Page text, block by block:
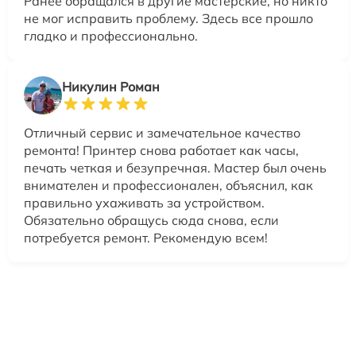
не мог исправить проблему. Здесь все прошло
гладко и профессионально.
Никулин Роман
Отличный сервис и замечательное качество
ремонта! Принтер снова работает как часы,
печать четкая и безупречная. Мастер был очень
внимателен и профессионален, объяснил, как
правильно ухаживать за устройством.
Обязательно обращусь сюда снова, если
потребуется ремонт. Рекомендую всем!